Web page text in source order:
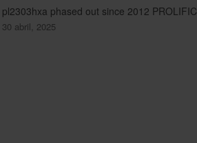
pl2303hxa phased out since 2012 PROLIFIC
30 abril, 2025